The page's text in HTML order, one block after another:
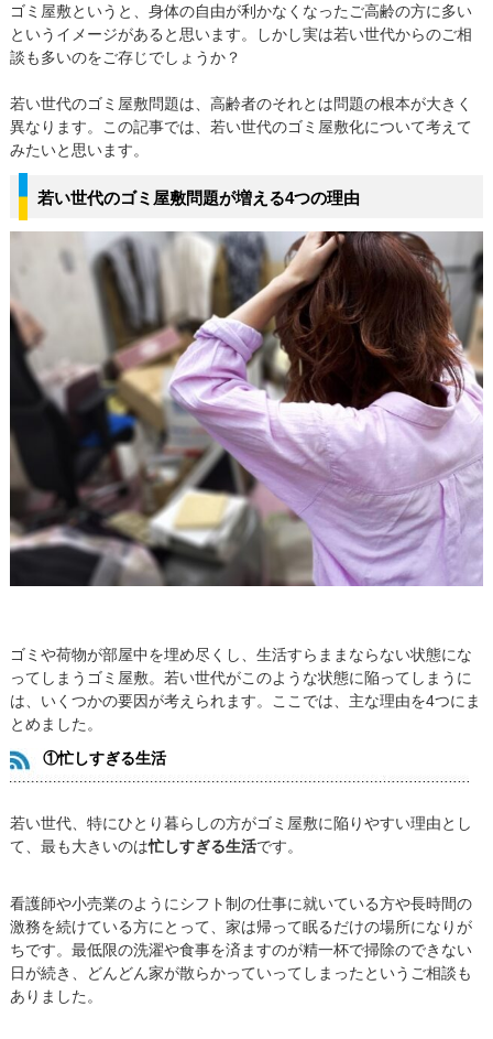
ゴミ屋敷というと、身体の自由が利かなくなったご高齢の方に多い
というイメージがあると思います。しかし実は若い世代からのご相
談も多いのをご存じでしょうか？
若い世代のゴミ屋敷問題は、高齢者のそれとは問題の根本が大きく
異なります。この記事では、若い世代のゴミ屋敷化について考えて
みたいと思います。
若い世代のゴミ屋敷問題が増える4つの理由
ゴミや荷物が部屋中を埋め尽くし、生活すらままならない状態にな
ってしまうゴミ屋敷。若い世代がこのような状態に陥ってしまうに
は、いくつかの要因が考えられます。ここでは、主な理由を4つにま
とめました。
①忙しすぎる生活
若い世代、特にひとり暮らしの方がゴミ屋敷に陥りやすい理由とし
て、最も大きいのは忙しすぎる生活です。
看護師や小売業のようにシフト制の仕事に就いている方や長時間の
激務を続けている方にとって、家は帰って眠るだけの場所になりが
ちです。最低限の洗濯や食事を済ますのが精一杯で掃除のできない
日が続き、どんどん家が散らかっていってしまったというご相談も
ありました。